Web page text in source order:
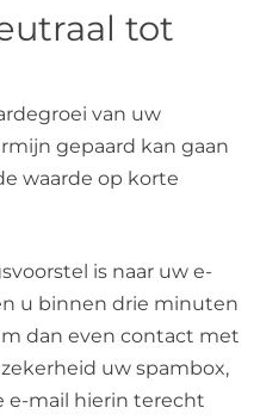
tot
van uw
gepaard kan gaan
waarde op korte
is naar uw e-
u binnen drie minuten
dan even contact met
uw spambox,
e-mail hierin terecht